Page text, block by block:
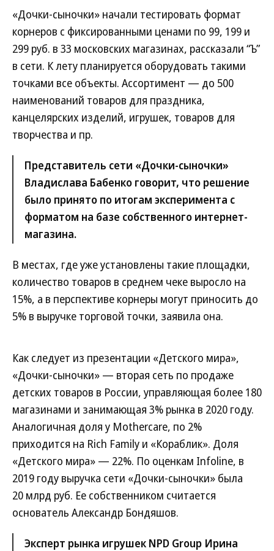
«Дочки-сыночки» начали тестировать формат
корнеров с фиксированными ценами по 99, 199 и
299 руб. в 33 московских магазинах, рассказали “Ъ”
в сети. К лету планируется оборудовать такими
точками все объекты. Ассортимент — до 500
наименований товаров для праздника,
канцелярских изделий, игрушек, товаров для
творчества и пр.
Представитель сети «Дочки-сыночки»
Владислава Бабенко говорит, что решение
было принято по итогам эксперимента с
форматом на базе собственного интернет-
магазина.
В местах, где уже установлены такие площадки,
количество товаров в среднем чеке выросло на
15%, а в перспективе корнеры могут приносить до
5% в выручке торговой точки, заявила она.
Как следует из презентации «Детского мира»,
«Дочки-сыночки» — вторая сеть по продаже
детских товаров в России, управляющая более 180
магазинами и занимающая 3% рынка в 2020 году.
Аналогичная доля у Mothercare, по 2%
приходится на Rich Family и «Кораблик». Доля
«Детского мира» — 22%. По оценкам Infoline, в
2019 году выручка сети «Дочки-сыночки» была
20 млрд руб. Ее собственником считается
основатель Александр Бондяшов.
Эксперт рынка игрушек NPD Group Ирина